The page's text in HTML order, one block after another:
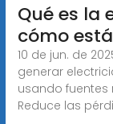
Qué es la
cómo
10 de jun. de
generar
usando
Reduce las